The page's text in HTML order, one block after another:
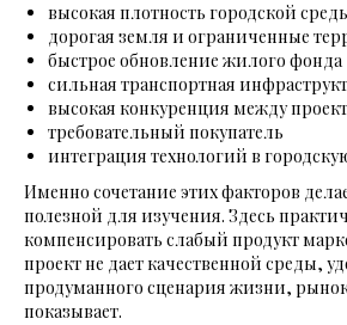
высокая плотность городской
дорогая земля и ограниченные
быстрое обновление жилого фонда
сильная транспортная
высокая конкуренция между
требовательный покупатель
интеграция технологий в
Именно сочетание этих факторов
полезной для изучения. Здесь
компенсировать слабый продукт
проект не дает качественной среды,
продуманного сценария жизни,
показывает.